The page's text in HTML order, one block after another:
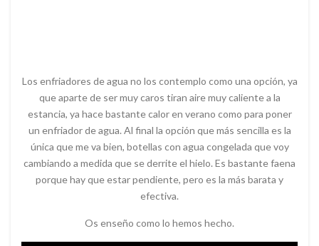
Los enfriadores de agua no los contemplo como una opción, ya
que aparte de ser muy caros tiran aire muy caliente a la
estancia, ya hace bastante calor en verano como para poner
un enfriador de agua. Al final la opción que más sencilla es la
única que me va bien, botellas con agua congelada que voy
cambiando a medida que se derrite el hielo. Es bastante faena
porque hay que estar pendiente, pero es la más barata y
efectiva.
Os enseño como lo hemos hecho.